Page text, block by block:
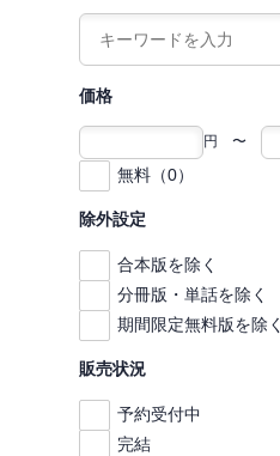
価格
円 〜
無料（0）
除外設定
合本版を除く
分冊版・単話を除く
期間限定無料版を除く
販売状況
予約受付中
完結